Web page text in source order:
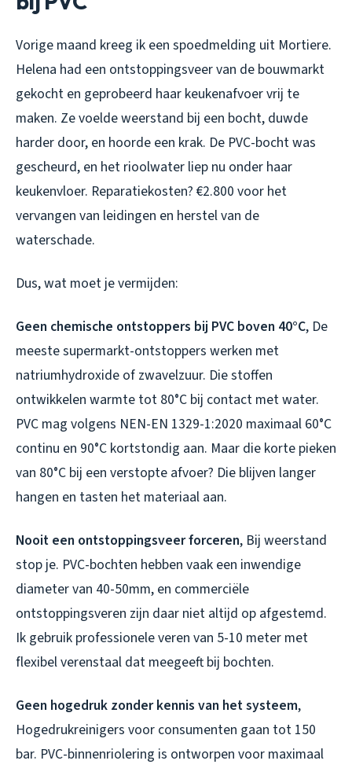
Vorige maand kreeg ik een spoedmelding uit Mortiere.
Helena had een ontstoppingsveer van de bouwmarkt
gekocht en geprobeerd haar keukenafvoer vrij te
maken. Ze voelde weerstand bij een bocht, duwde
harder door, en hoorde een krak. De PVC-bocht was
gescheurd, en het rioolwater liep nu onder haar
keukenvloer. Reparatiekosten? €2.800 voor het
vervangen van leidingen en herstel van de
waterschade.
Dus, wat moet je vermijden:
Geen chemische ontstoppers bij PVC boven 40°C, De
meeste supermarkt-ontstoppers werken met
natriumhydroxide of zwavelzuur. Die stoffen
ontwikkelen warmte tot 80°C bij contact met water.
PVC mag volgens NEN-EN 1329-1:2020 maximaal 60°C
continu en 90°C kortstondig aan. Maar die korte pieken
van 80°C bij een verstopte afvoer? Die blijven langer
hangen en tasten het materiaal aan.
Nooit een ontstoppingsveer forceren, Bij weerstand
stop je. PVC-bochten hebben vaak een inwendige
diameter van 40-50mm, en commerciële
ontstoppingsveren zijn daar niet altijd op afgestemd.
Ik gebruik professionele veren van 5-10 meter met
flexibel verenstaal dat meegeeft bij bochten.
Geen hogedruk zonder kennis van het systeem,
Hogedrukreinigers voor consumenten gaan tot 150
bar. PVC-binnenriolering is ontworpen voor maximaal